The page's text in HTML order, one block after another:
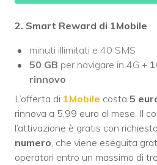
2. Smart Reward di 1Mobile
minuti illimitati e 40 SMS
50 GB per navigare in 4G +
rinnovo
L’offerta di 1Mobile costa 5
rinnova a 5,99 euro al mese. Il
l’attivazione è gratis con
numero, che viene eseguita
operatori entro un massimo di